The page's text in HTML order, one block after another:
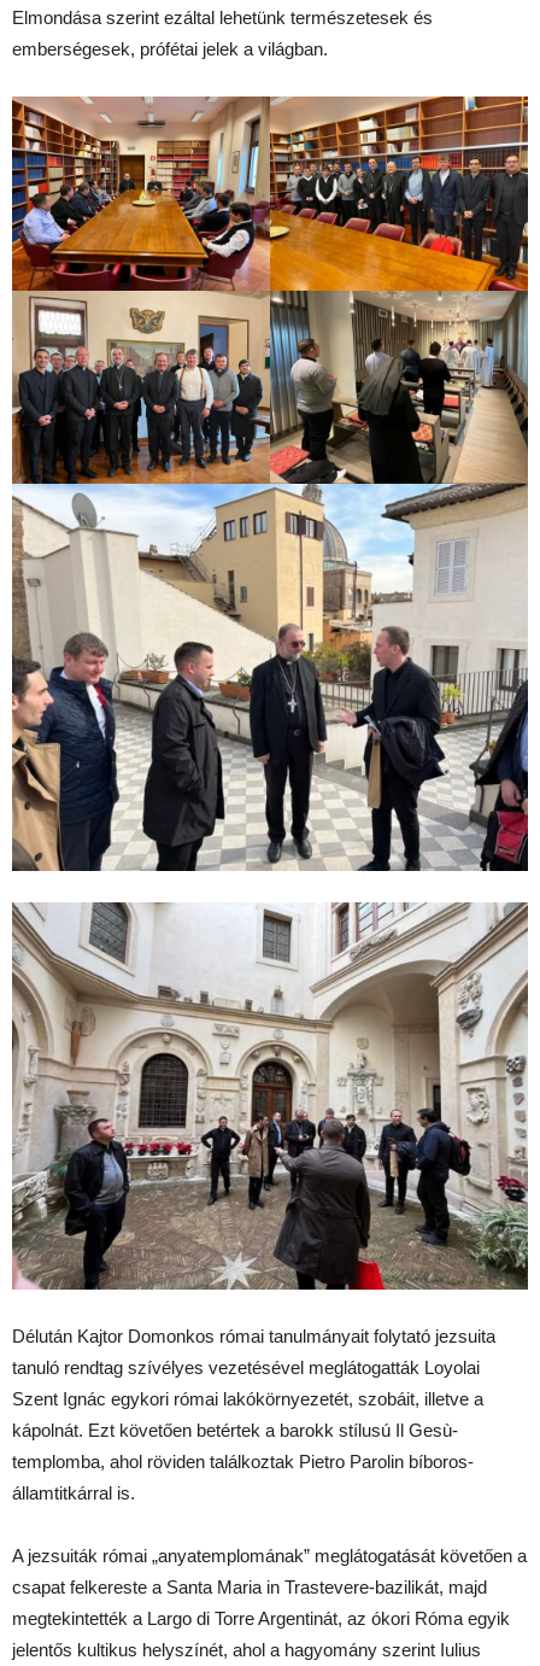
Elmondása szerint ezáltal lehetünk természetesek és
emberségesek, prófétai jelek a világban.
Délután Kajtor Domonkos római tanulmányait folytató jezsuita
tanuló rendtag szívélyes vezetésével meglátogatták Loyolai
Szent Ignác egykori római lakókörnyezetét, szobáit, illetve a
kápolnát. Ezt követően betértek a barokk stílusú Il Gesù-
templomba, ahol röviden találkoztak Pietro Parolin bíboros-
államtitkárral is.
A jezsuiták római „anyatemplomának” meglátogatását követően a
csapat felkereste a Santa Maria in Trastevere-bazilikát, majd
megtekintették a Largo di Torre Argentinát, az ókori Róma egyik
jelentős kultikus helyszínét, ahol a hagyomány szerint Iulius